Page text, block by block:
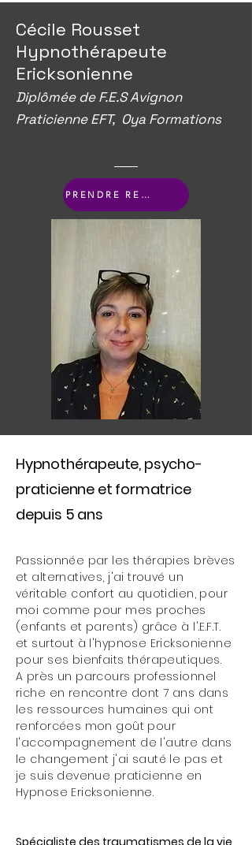
Cécile Rousset
Hypnothérapeute
Ericksonienne
Diplômée de F.E.S Avignon
Praticienne EFT, Oya Formations
PRENDRE RENDEZ-VOUS
Hypnothérapeute, psycho-
praticienne et formatrice
depuis 5 ans
Passionnée par les thérapies brèves
et alternatives, j'ai trouvé un
véritable confort au quotidien, pour
moi comme pour mes proches
(enfants et parents) grâce à l'.E.F.T.
et surtout à l'hypnose Ericksonienne
pour ses bienfaits thérapeutiques.
A près un parcours professionnel
riche en rencontre dont 7 ans dans
les ressources humaines qui ont
renforcées mon goût pour
l'accompagnement de l'autre dans
le changement j'ai sauté le pas et
je suis devenue praticienne en
Hypnose Ericksonienne.
Spécialiste des traumatismes de la vie